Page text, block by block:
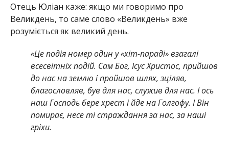
Отець Юліан каже: якщо ми говоримо про
Великдень, то саме слово «Великдень» вже
розуміється як великий день.
«Це подія номер один у «хіт-параді» взагалі
всесвітніх подій. Сам Бог, Ісус Христос, прийшов
до нас на землю і пройшов шлях, зціляв,
благословляв, був для нас, служив для нас. І ось
наш Господь бере хрест і йде на Голгофу. І Він
помирає, несе ті страждання за нас, за наші
гріхи.